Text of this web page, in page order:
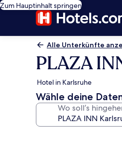
Zum Hauptinhalt springen
Alle Unterkünfte
PLAZA
Hotel in Karlsruhe
Wähle deine
Wo soll’s